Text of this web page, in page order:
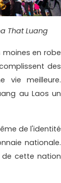
That Luang
en robe
des
vie meilleure.
au Laos un
de l'identité
nationale.
de cette nation